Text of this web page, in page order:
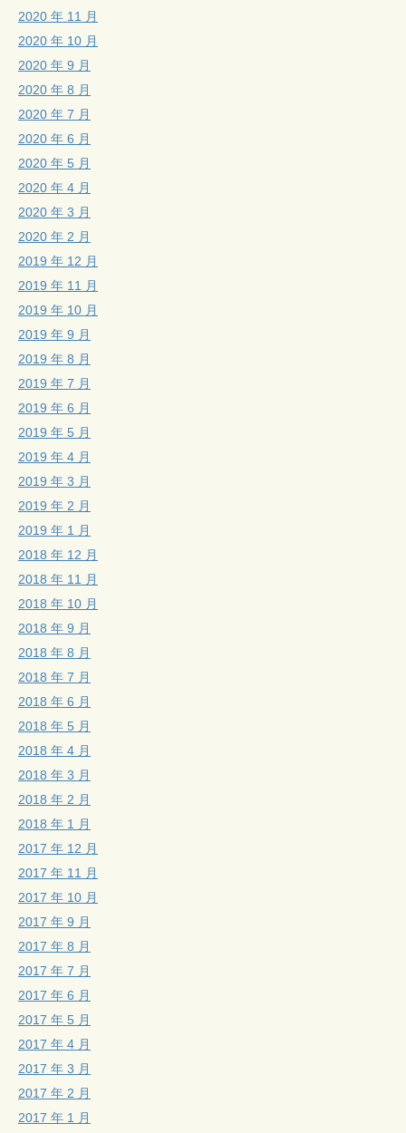
2020 年 11 月
2020 年 10 月
2020 年 9 月
2020 年 8 月
2020 年 7 月
2020 年 6 月
2020 年 5 月
2020 年 4 月
2020 年 3 月
2020 年 2 月
2019 年 12 月
2019 年 11 月
2019 年 10 月
2019 年 9 月
2019 年 8 月
2019 年 7 月
2019 年 6 月
2019 年 5 月
2019 年 4 月
2019 年 3 月
2019 年 2 月
2019 年 1 月
2018 年 12 月
2018 年 11 月
2018 年 10 月
2018 年 9 月
2018 年 8 月
2018 年 7 月
2018 年 6 月
2018 年 5 月
2018 年 4 月
2018 年 3 月
2018 年 2 月
2018 年 1 月
2017 年 12 月
2017 年 11 月
2017 年 10 月
2017 年 9 月
2017 年 8 月
2017 年 7 月
2017 年 6 月
2017 年 5 月
2017 年 4 月
2017 年 3 月
2017 年 2 月
2017 年 1 月